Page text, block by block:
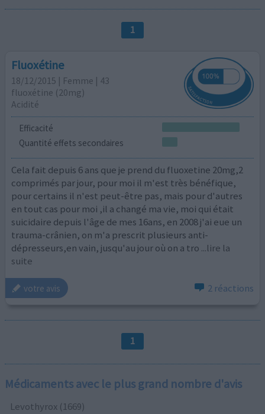
1
Fluoxétine
18/12/2015 | Femme | 43
fluoxétine (20mg)
Acidité
Efficacité
Quantité effets secondaires
Cela fait depuis 6 ans que je prend du fluoxetine 20mg,2
comprimés par jour, pour moi il m'est très bénéfique,
pour certains il n'est peut-être pas, mais pour d'autres
en tout cas pour moi ,il a changé ma vie, moi qui était
suicidaire depuis l'âge de mes 16ans, en 2008 j'ai eue un
trauma-crânien, on m'a prescrit plusieurs anti-
dépresseurs,en vain, jusqu'au jour où on a tro ...lire la
suite
votre avis 2 réactions
1
Médicaments avec le plus grand nombre d'avis
Levothyrox (1669)